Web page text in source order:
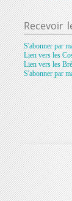
Recevoir
S'abonner par
Lien vers les
Lien vers les
S'abonner par